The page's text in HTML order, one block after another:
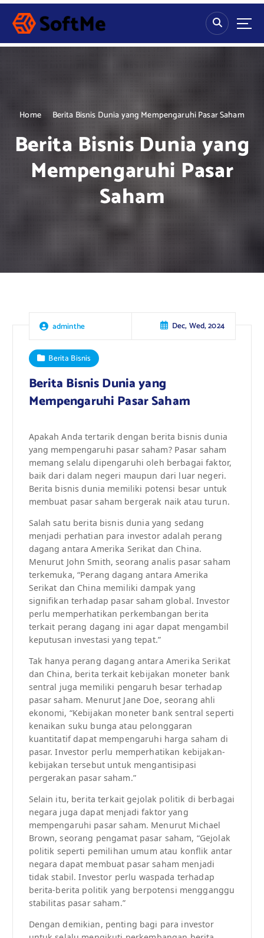
S
p
Home Berita Bisnis Dunia yang Mempengaruhi Pasar Saham
Berita Bisnis Dunia yang
Mempengaruhi Pasar
Saham
adminthe Dec, Wed, 2024
Berita Bisnis
Berita Bisnis Dunia yang
Mempengaruhi Pasar Saham
Apakah Anda tertarik dengan berita bisnis dunia
yang mempengaruhi pasar saham? Pasar saham
memang selalu dipengaruhi oleh berbagai faktor,
baik dari dalam negeri maupun dari luar negeri.
Berita bisnis dunia memiliki potensi besar untuk
membuat pasar saham bergerak naik atau turun.
Salah satu berita bisnis dunia yang sedang
menjadi perhatian para investor adalah perang
dagang antara Amerika Serikat dan China.
Menurut John Smith, seorang analis pasar saham
terkemuka, “Perang dagang antara Amerika
Serikat dan China memiliki dampak yang
signifikan terhadap pasar saham global. Investor
perlu memperhatikan perkembangan berita
terkait perang dagang ini agar dapat mengambil
keputusan investasi yang tepat.”
Tak hanya perang dagang antara Amerika Serikat
dan China, berita terkait kebijakan moneter bank
sentral juga memiliki pengaruh besar terhadap
pasar saham. Menurut Jane Doe, seorang ahli
ekonomi, “Kebijakan moneter bank sentral seperti
kenaikan suku bunga atau pelonggaran
kuantitatif dapat mempengaruhi harga saham di
pasar. Investor perlu memperhatikan kebijakan-
kebijakan tersebut untuk mengantisipasi
pergerakan pasar saham.”
Selain itu, berita terkait gejolak politik di berbagai
negara juga dapat menjadi faktor yang
mempengaruhi pasar saham. Menurut Michael
Brown, seorang pengamat pasar saham, “Gejolak
politik seperti pemilihan umum atau konflik antar
negara dapat membuat pasar saham menjadi
tidak stabil. Investor perlu waspada terhadap
berita-berita politik yang berpotensi mengganggu
stabilitas pasar saham.”
Dengan demikian, penting bagi para investor